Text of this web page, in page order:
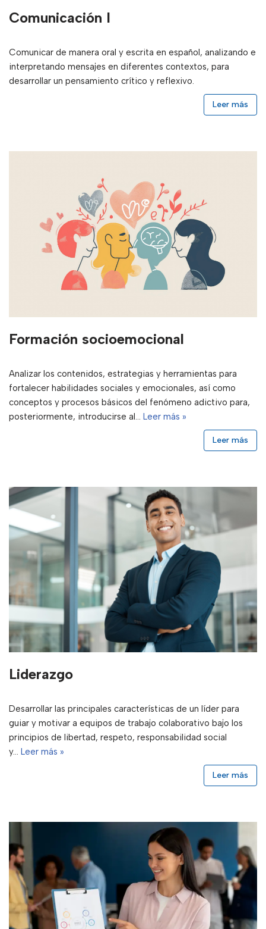
Comunicación I
Comunicar de manera oral y escrita en español, analizando e
interpretando mensajes en diferentes contextos, para
desarrollar un pensamiento crítico y reflexivo.
Leer más
Formación socioemocional
Analizar los contenidos, estrategias y herramientas para
fortalecer habilidades sociales y emocionales, así como
conceptos y procesos básicos del fenómeno adictivo para,
posteriormente, introducirse al… Leer más »
Leer más
Liderazgo
Desarrollar las principales características de un líder para
guiar y motivar a equipos de trabajo colaborativo bajo los
principios de libertad, respeto, responsabilidad social
y… Leer más »
Leer más